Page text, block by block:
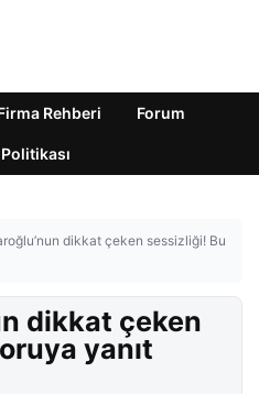
Rehberi Forum
dikkat çeken sessizliği! Bu
dikkat çeken
yanıt